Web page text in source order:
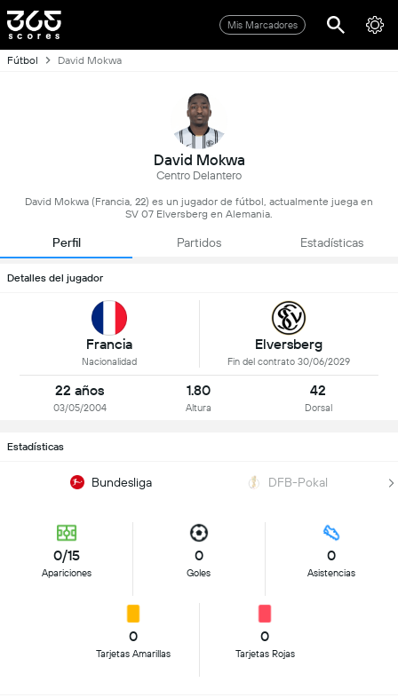
Mis Marcadores
Fútbol David Mokwa
David Mokwa
Centro Delantero
David Mokwa (Francia, 22) es un jugador de fútbol, actualmente juega en
SV 07 Elversberg en Alemania.
Perfil Partidos Estadísticas
Detalles del jugador
Francia
Nacionalidad
Elversberg
Fin del contrato 30/06/2029
22 años
03/05/2004
1.80
Altura
42
Dorsal
Estadísticas
Bundesliga DFB-Pokal
0/15
Apariciones
0
Goles
0
Asistencias
0
Tarjetas Amarillas
0
Tarjetas Rojas